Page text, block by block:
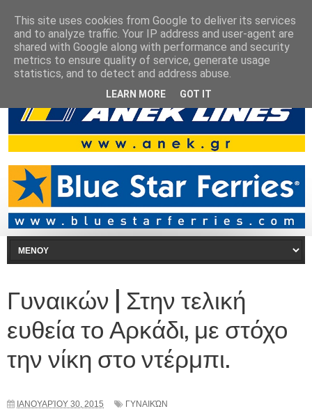
Γυναικών | Στην τελική
ευθεία το Αρκάδι, με στόχο
την νίκη στο ντέρμπι.
ΙΑΝΟΥΑΡΊΟΥ 30, 2015 ΓΥΝΑΙΚΏΝ
This site uses cookies from Google to deliver its services
and to analyze traffic. Your IP address and user-agent are
shared with Google along with performance and security
metrics to ensure quality of service, generate usage
statistics, and to detect and address abuse.
LEARN MORE GOT IT